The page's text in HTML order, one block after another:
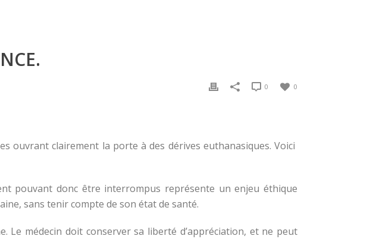
0
0
ouvrant clairement la porte à des dérives euthanasiques. Voici
pouvant donc être interrompus représente un enjeu éthique
sans tenir compte de son état de santé.
Le médecin doit conserver sa liberté d’appréciation, et ne peut